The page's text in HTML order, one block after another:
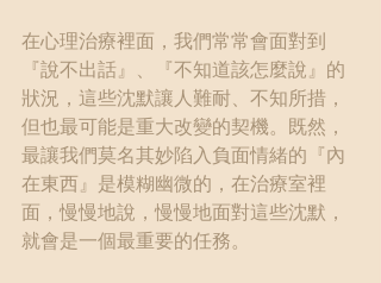
在心理治療裡面，我們常常會面對到
『說不出話』、『不知道該怎麼說』的
狀況，這些沈默讓人難耐、不知所措，
但也最可能是重大改變的契機。既然，
最讓我們莫名其妙陷入負面情緒的『內
在東西』是模糊幽微的，在治療室裡
面，慢慢地說，慢慢地面對這些沈默，
就會是一個最重要的任務。